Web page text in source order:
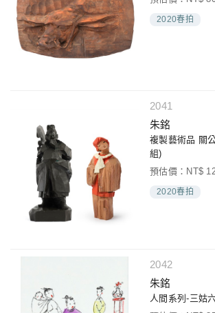
2020春拍
2041
朱銘
複製藝術品 關
組)
預估價：NT$
2020春拍
2042
朱銘
人間系列-三姑